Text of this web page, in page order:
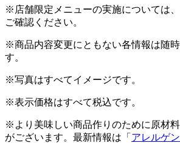
※店舗限定メニューの実施については
ご確認ください。
※商品内容変更にともない各情報は随
す。
※写真はすべてイメージです。
※表示価格はすべて税込です。
※より美味しい商品作りのために原材
がございます。最新情報は「 アレルゲ